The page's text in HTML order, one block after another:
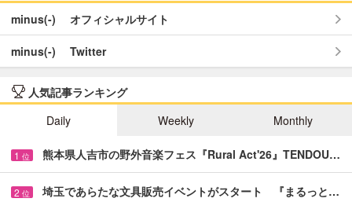
minus(-) オフィシャルサイト
minus(-) Twitter
人気記事ランキング
Daily
Weekly Monthly
1 位 熊本県人吉市の野外音楽フェス『Rural Act'26』TENDOU…
2 位 埼玉であらたな文具販売イベントがスタート 『まるっと…